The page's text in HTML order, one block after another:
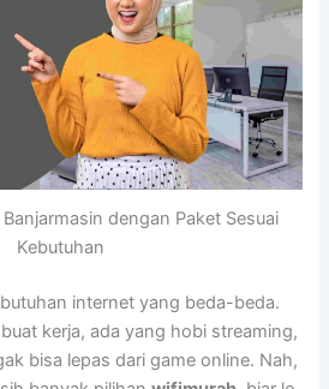
dengan Paket Sesuai
Kebutuhan
internet yang beda-beda.
kerja, ada yang hobi streaming,
bisa lepas dari game online. Nah,